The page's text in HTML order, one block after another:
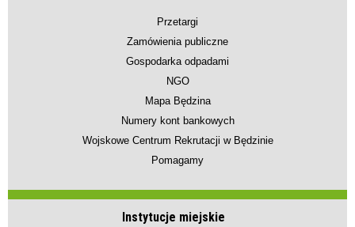
Przetargi
Zamówienia publiczne
Gospodarka odpadami
NGO
Mapa Będzina
Numery kont bankowych
Wojskowe Centrum Rekrutacji w Będzinie
Pomagamy
Instytucje miejskie